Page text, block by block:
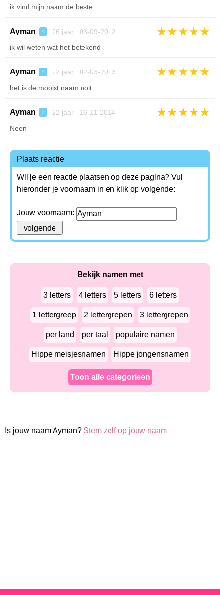
ik vind mijn naam de beste
Ayman ♂ 26 jaar 03-09-2012 ★★★★★
ik wil weten wat het betekend
Ayman ♂ 22 jaar 02-03-2013 ★★★★★
het is de mooist naam ooit
Ayman ♂ 22 jaar 16-11-2014 ★★★★★
Neen
Plaats reactie
Wil je een reactie plaatsen op deze pagina? Vul
hieronder je voornaam in en klik op volgende:
Jouw voornaam:
Bekijk namen met
3 letters 4 letters 5 letters 6 letters
1 lettergreep 2 lettergrepen 3 lettergrepen
per land per taal populaire namen
Hippe meisjesnamen Hippe jongensnamen
Toon alle categorieen
Is jouw naam Ayman? Stem zelf op jouw naam